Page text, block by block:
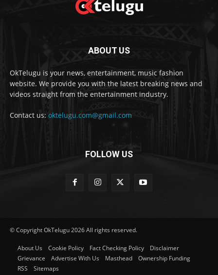
ABOUT US
OkTelugu is your news, entertainment, music fashion
website. We provide you with the latest breaking news and
videos straight from the entertainment industry.
Contact us: oktelugu.com@gmail.com
FOLLOW US
© Copyright OkTelugu 2026 All rights reserved.
About Us Cookie Policy Fact Checking Policy
Disclaimer
Grievance
Advertise With Us Masthead
Ownership Funding
RSS
Sitemaps